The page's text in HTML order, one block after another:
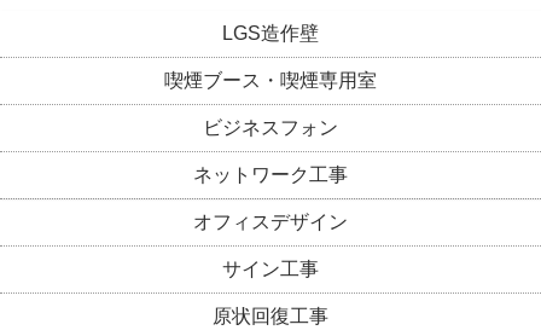
LGS造作壁
喫煙ブース・喫煙専用室
ビジネスフォン
ネットワーク工事
オフィスデザイン
サイン工事
原状回復工事